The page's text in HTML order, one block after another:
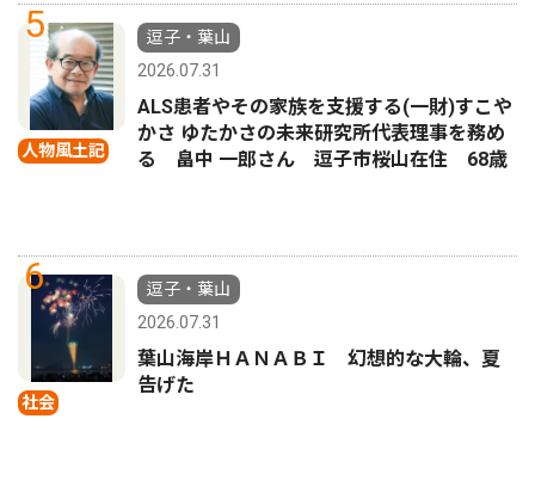
5
人物風土記
逗子・葉山
2026.07.31
ALS患者やその家族を支援する(一財)すこや
かさ ゆたかさの未来研究所代表理事を務め
る 畠中 一郎さん 逗子市桜山在住 68歳
6
社会
逗子・葉山
2026.07.31
葉山海岸ＨＡＮＡＢＩ 幻想的な大輪、夏
告げた